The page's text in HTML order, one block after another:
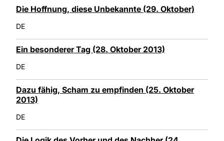
Die Hoffnung, diese Unbekannte (29. Oktober)
DE
Ein besonderer Tag (28. Oktober 2013)
DE
Dazu fähig, Scham zu empfinden (25. Oktober
2013)
DE